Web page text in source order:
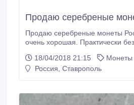
Продаю серебреные
Продаю серебреные монеты
очень хорошая. Практически
монет серебряные полтинники.
монета 1924 г. Продаю за все
18/04/2018 21:15
Монеты
Россия, Ставрополь